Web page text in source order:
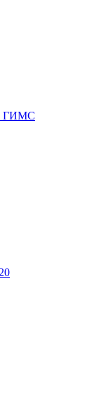
ГИМС